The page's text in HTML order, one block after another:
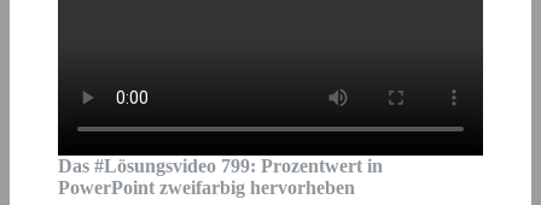
Das #Lösungsvideo 799: Prozentwert in
PowerPoint zweifarbig hervorheben